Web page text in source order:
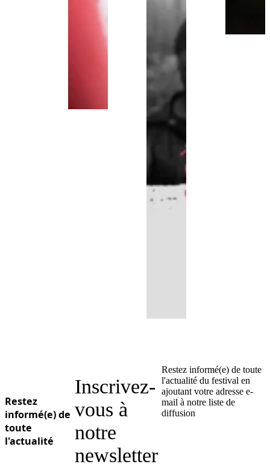
Restez
informé(e) de
toute
l'actualité
Inscrivez-
vous à
notre
newsletter
Restez informé(e) de toute
l'actualité du festival en
ajoutant votre adresse e-
mail à notre liste de
diffusion